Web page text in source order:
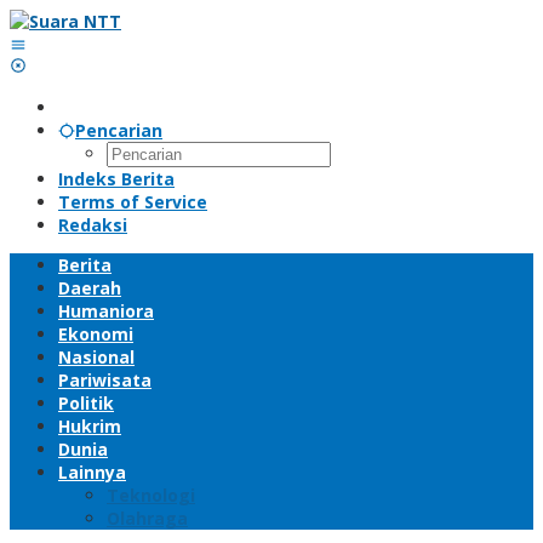
Lewati
ke
konten
Pencarian
Indeks Berita
Terms of Service
Redaksi
Berita
Daerah
Humaniora
Ekonomi
Nasional
Pariwisata
Politik
Hukrim
Dunia
Lainnya
Teknologi
Olahraga